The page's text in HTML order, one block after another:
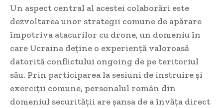
Un aspect central al acestei colaborări este
dezvoltarea unor strategii comune de apărare
împotriva atacurilor cu drone, un domeniu în
care Ucraina deține o experiență valoroasă
datorită conflictului ongoing de pe teritoriul
său. Prin participarea la sesiuni de instruire și
exerciții comune, personalul român din
domeniul securității are șansa de a învăța direct